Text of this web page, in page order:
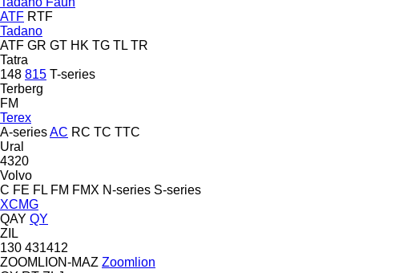
ATF RTF
Tadano
ATF GR GT HK TG TL TR
Tatra
148 815 T-series
Terberg
FM
Terex
A-seriesAC RC TC TTC
Ural
4320
Volvo
C FE FL FM FMX N-series S-series
XCMG
QAY QY
ZIL
130 431412
ZOOMLION-MAZ Zoomlion